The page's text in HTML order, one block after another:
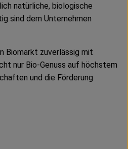
natürliche, biologische
sind dem Unternehmen
Biomarkt zuverlässig mit
nur Bio-Genuss auf höchstem
und die Förderung